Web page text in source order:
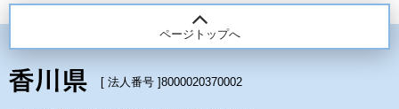
ページトップへ
[ 法人番号 ]8000020370002